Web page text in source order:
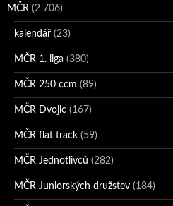
MČR (2 706)
kalendář (23)
MČR 1. liga (380)
MČR 250 ccm (89)
MČR Dvojic (167)
MČR flat track (59)
MČR Jednotlivců (282)
MČR Juniorských družstev (184)